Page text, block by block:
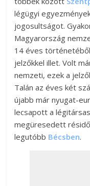
légügyi
jogosultságot.
Magyarország
14 éves
jelzőkkel illet. Volt
nemzeti, ezek a
Talán az éves két
újabb már nyugat-
lecsapott a
megüresedett
legutóbb Bécsben.